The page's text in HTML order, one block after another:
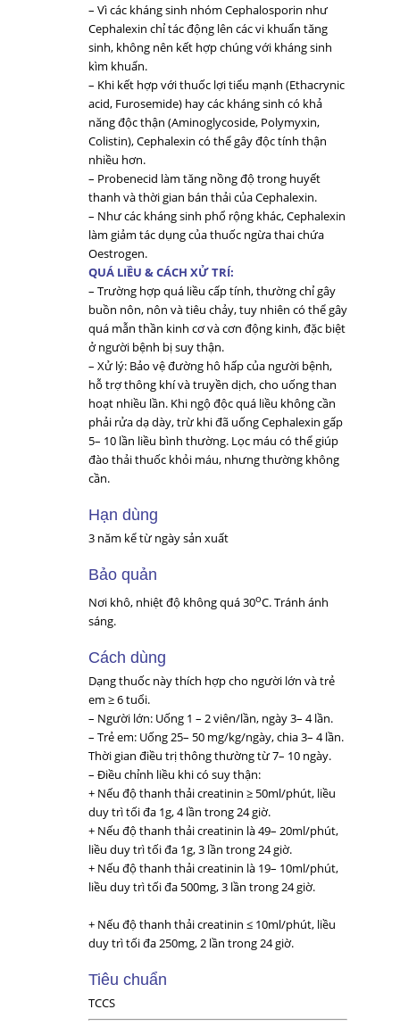
– Vì các kháng sinh nhóm Cephalosporin như
Cephalexin chỉ tác động lên các vi khuẩn tăng
sinh, không nên kết hợp chúng với kháng sinh
kìm khuẩn.
– Khi kết hợp với thuốc lợi tiểu mạnh (Ethacrynic
acid, Furosemide) hay các kháng sinh có khả
năng độc thận (Aminoglycoside, Polymyxin,
Colistin), Cephalexin có thể gây độc tính thận
nhiều hơn.
– Probenecid làm tăng nồng độ trong huyết
thanh và thời gian bán thải của Cephalexin.
– Như các kháng sinh phổ rộng khác, Cephalexin
làm giảm tác dụng của thuốc ngừa thai chứa
Oestrogen.
QUÁ LIỀU & CÁCH XỬ TRÍ:
– Trường hợp quá liều cấp tính, thường chỉ gây
buồn nôn, nôn và tiêu chảy, tuy nhiên có thể gây
quá mẫn thần kinh cơ và cơn động kinh, đặc biệt
ở người bệnh bị suy thận.
– Xử lý: Bảo vệ đường hô hấp của người bệnh,
hỗ trợ thông khí và truyền dịch, cho uống than
hoạt nhiều lần. Khi ngộ độc quá liều không cần
phải rửa dạ dày, trừ khi đã uống Cephalexin gấp
5– 10 lần liều bình thường. Lọc máu có thể giúp
đào thải thuốc khỏi máu, nhưng thường không
cần.
Hạn dùng
3 năm kể từ ngày sản xuất
Bảo quản
Nơi khô, nhiệt độ không quá 30oC. Tránh ánh
sáng.
Cách dùng
Dạng thuốc này thích hợp cho người lớn và trẻ
em ≥ 6 tuổi.
– Người lớn: Uống 1 – 2 viên/lần, ngày 3– 4 lần.
– Trẻ em: Uống 25– 50 mg/kg/ngày, chia 3– 4 lần.
Thời gian điều trị thông thường từ 7– 10 ngày.
– Điều chỉnh liều khi có suy thận:
+ Nếu độ thanh thải creatinin ≥ 50ml/phút, liều
duy trì tối đa 1g, 4 lần trong 24 giờ.
+ Nếu độ thanh thải creatinin là 49– 20ml/phút,
liều duy trì tối đa 1g, 3 lần trong 24 giờ.
+ Nếu độ thanh thải creatinin là 19– 10ml/phút,
liều duy trì tối đa 500mg, 3 lần trong 24 giờ.
+ Nếu độ thanh thải creatinin ≤ 10ml/phút, liều
duy trì tối đa 250mg, 2 lần trong 24 giờ.
Tiêu chuẩn
TCCS